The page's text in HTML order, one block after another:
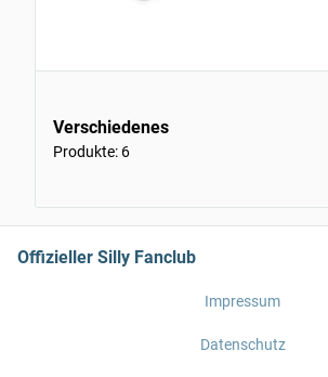
Verschiedenes
Produkte: 6
Offizieller Silly Fanclub
Impressum
Datenschutz